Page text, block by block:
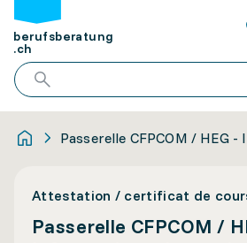
berufsberatung
.ch
Passerelle CFPCOM / HEG
Attestation / certificat de
Passerelle CFPCOM /